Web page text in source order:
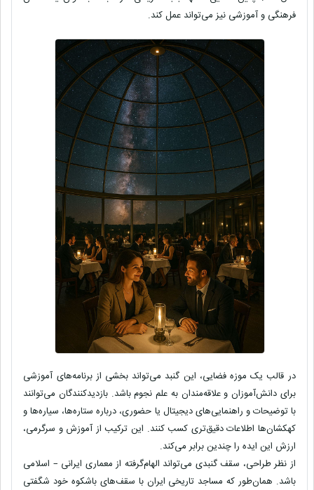
فرهنگی و آموزشی نیز می‌تواند عمل کند.
در قالب یک موزه فضایی، این گنبد می‌تواند بخشی از برنامه‌های آموزشی
برای دانش‌آموزان و علاقه‌مندان به علم نجوم باشد. بازدیدکنندگان می‌توانند
با توضیحات و راهنمایی‌های دیجیتال یا حضوری، درباره ستاره‌ها، سیاره‌ها و
کهکشان‌ها اطلاعات دقیق‌تری کسب کنند. این ترکیب از آموزش و سرگرمی،
ارزش این ایده را چندین برابر می‌کند.
از نظر طراحی، سقف گنبدی می‌تواند الهام‌گرفته از معماری ایرانی – اسلامی
باشد. همان‌طور که مساجد تاریخی ایران با سقف‌های باشکوه خود شگفتی